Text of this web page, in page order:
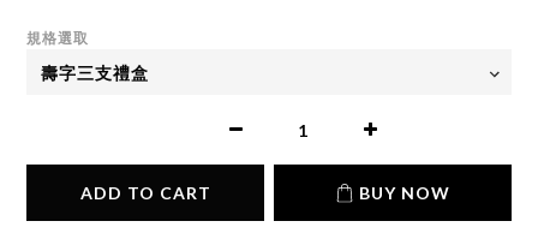
規格選取
ADD TO CART BUY NOW